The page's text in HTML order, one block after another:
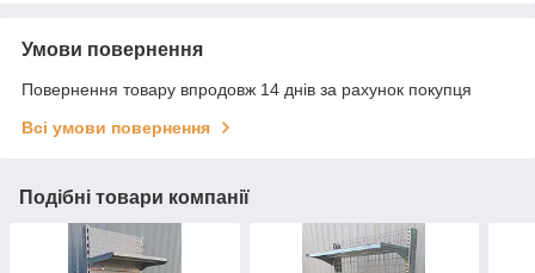
Умови повернення
Повернення товару впродовж 14 днів за рахунок покупця
Всі умови повернення
Подібні товари компанії